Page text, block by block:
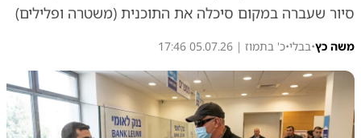
סיור שעברה במקום סיכלה את התוכנית (משטרה ופלילים)
משה כץ•בבלי•כ' בתמוז | 05.07.26 17:46